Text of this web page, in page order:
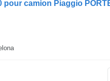
pour camion Piaggio